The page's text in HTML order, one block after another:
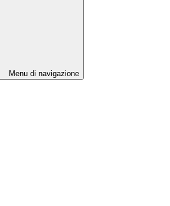
Menu di navigazione